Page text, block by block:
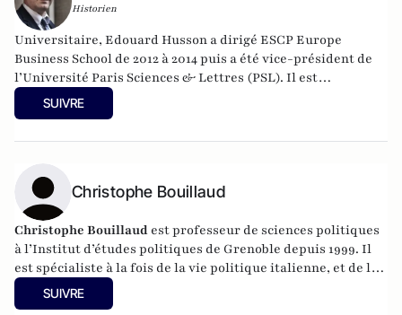
Historien
Universitaire, Edouard Husson a dirigé ESCP Europe
Business School de 2012 à 2014puis a été vice-président de
l’Université Paris Sciences & Lettres (PSL). Il est
actuellement professeur à l’Institut Franco-Allemand
d’Etudes Européennes (à l’Université de Cergy-Pontoise).
d’ouvrages et de nombreux articles sur l’histoire de
l’Allemagne depuis la Révolution française, l’histoire des
mondialisations, l’histoire de la monnaie, l’histoire du
nazisme et des autres violences de masse au XXème siècle
ou l’histoire des relations internationales et des conflits
contemporains. Il écrit en ce moment une biographie de
Benjamin Disraëli.
SUIVRE
Christophe Bouillaud
Christophe Bouillaud est professeur de sciences politiques
à l’Institut d’études politiques de Grenoble depuis 1999. Il
est spécialiste à la fois de la vie politique italienne, et de la
vie politique européenne, en particulier sous l’angle des
partis.
SUIVRE